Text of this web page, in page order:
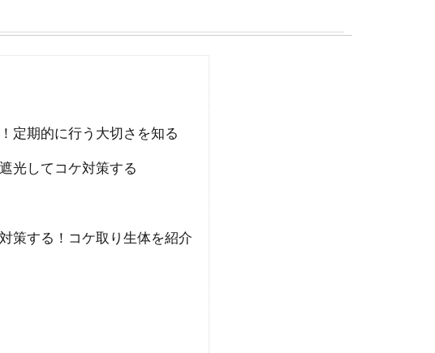
き物を飼うなら水草も一緒に入れるべき！初心者向
山しゅるいがあってどの水草がどんな生き物に向いているのかわかり
。初心者であれば尚...
水草が枯れる原因は！快適な水槽環境に整える方法
定期的に行う大切さを知る
光してコケ対策する
策する！コケ取り生体を紹介